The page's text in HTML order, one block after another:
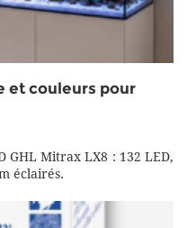
et couleurs pour
GHL Mitrax LX8 : 132 LED,
éclairés.